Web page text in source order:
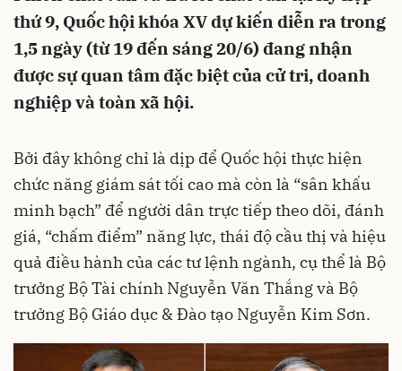
thứ 9, Quốc hội khóa XV dự kiến diễn ra trong
1,5 ngày (từ 19 đến sáng 20/6) đang nhận
được sự quan tâm đặc biệt của cử tri, doanh
nghiệp và toàn xã hội.
Bởi đây không chỉ là dịp để Quốc hội thực hiện
chức năng giám sát tối cao mà còn là “sân khấu
minh bạch” để người dân trực tiếp theo dõi, đánh
giá, “chấm điểm” năng lực, thái độ cầu thị và hiệu
quả điều hành của các tư lệnh ngành, cụ thể là Bộ
trưởng Bộ Tài chính Nguyễn Văn Thắng và Bộ
trưởng Bộ Giáo dục & Đào tạo Nguyễn Kim Sơn.
Hủy